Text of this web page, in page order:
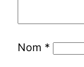
Nom *